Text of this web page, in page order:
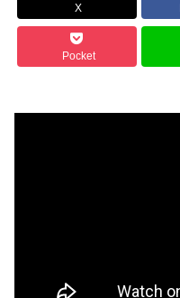
X
Pocket